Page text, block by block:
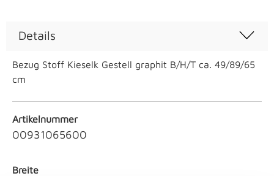
Details
Bezug Stoff Kieselk Gestell graphit B/H/T ca. 49/89/65
cm
Artikelnummer
00931065600
Breite